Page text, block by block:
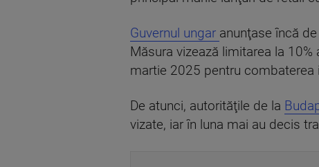
Guvernul ungar anunţase încă
Măsura vizează limitarea la
martie 2025 pentru combaterea
De atunci, autorităţile de la
vizate, iar în luna mai au decis